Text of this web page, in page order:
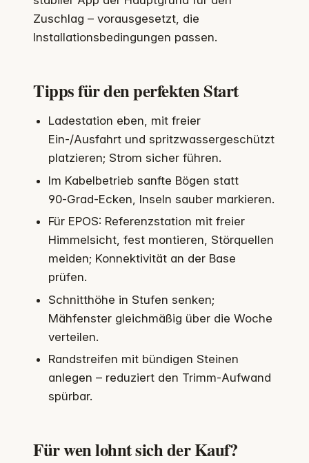
Zuschlag – vorausgesetzt, die
Installationsbedingungen passen.
Tipps für den perfekten Start
Ladestation eben, mit freier
Ein‑/Ausfahrt und spritzwassergeschützt
platzieren; Strom sicher führen.
Im Kabelbetrieb sanfte Bögen statt
90‑Grad‑Ecken, Inseln sauber markieren.
Für EPOS: Referenzstation mit freier
Himmelsicht, fest montieren, Störquellen
meiden; Konnektivität an der Base
prüfen.
Schnitthöhe in Stufen senken;
Mähfenster gleichmäßig über die Woche
verteilen.
Randstreifen mit bündigen Steinen
anlegen – reduziert den Trimm‑Aufwand
spürbar.
Für wen lohnt sich der Kauf?